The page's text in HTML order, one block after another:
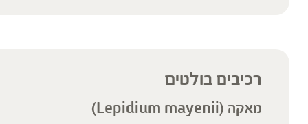
רכיבים בולטים
מאקה (Lepidium mayenii)